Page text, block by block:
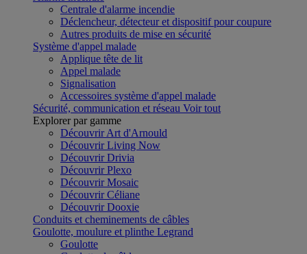
Centrale d'alarme incendie
Déclencheur, détecteur et dispositif pour coupure
Autres produits de mise en sécurité
Système d'appel malade
Applique tête de lit
Appel malade
Signalisation
Accessoires système d'appel malade
Sécurité, communication et réseau Voir tout
Explorer par gamme
Découvrir Art d'Arnould
Découvrir Living Now
Découvrir Drivia
Découvrir Plexo
Découvrir Mosaic
Découvrir Céliane
Découvrir Dooxie
Conduits et cheminements de câbles
Goulotte, moulure et plinthe Legrand
Goulotte